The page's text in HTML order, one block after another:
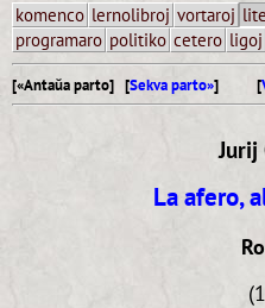
komenco lernolibroj vortaroj
programaro politiko cetero ligoj
[«Antaŭa parto] [Sekva parto»] [
Jurij
La afero,